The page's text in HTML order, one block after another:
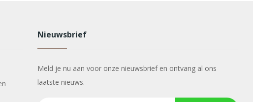
Nieuwsbrief
Meld je nu aan voor onze nieuwsbrief en ontvang al ons
laatste nieuws.